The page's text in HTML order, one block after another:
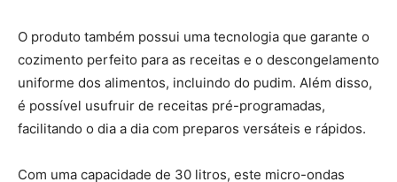
O produto também possui uma tecnologia que garante o
cozimento perfeito para as receitas e o descongelamento
uniforme dos alimentos, incluindo do pudim. Além disso,
é possível usufruir de receitas pré-programadas,
facilitando o dia a dia com preparos versáteis e rápidos.
Com uma capacidade de 30 litros, este micro-ondas